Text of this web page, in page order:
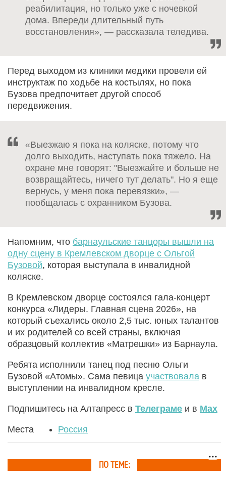
реабилитация, но только уже с ночевкой
дома. Впереди длительный путь
восстановления», — рассказала теледива.
Перед выходом из клиники медики провели ей
инструктаж по ходьбе на костылях, но пока
Бузова предпочитает другой способ
передвижения.
«Выезжаю я пока на коляске, потому что
долго выходить, наступать пока тяжело. На
охране мне говорят: "Выезжайте и больше не
возвращайтесь, ничего тут делать". Но я еще
вернусь, у меня пока перевязки», —
пообщалась с охранником Бузова.
Напомним, что барнаульские танцоры вышли на
одну сцену в Кремлевском дворце с Ольгой
Бузовой, которая выступала в инвалидной
коляске.
В Кремлевском дворце состоялся гала-концерт
конкурса «Лидеры. Главная сцена 2026», на
который съехались около 2,5 тыс. юных талантов
и их родителей со всей страны, включая
образцовый коллектив «Матрешки» из Барнаула.
Ребята исполнили танец под песню Ольги
Бузовой «Атомы». Сама певица участвовала в
выступлении на инвалидном кресле.
Подпишитесь на Алтапресс в Телеграме и в Max
Места Россия
ПО ТЕМЕ: